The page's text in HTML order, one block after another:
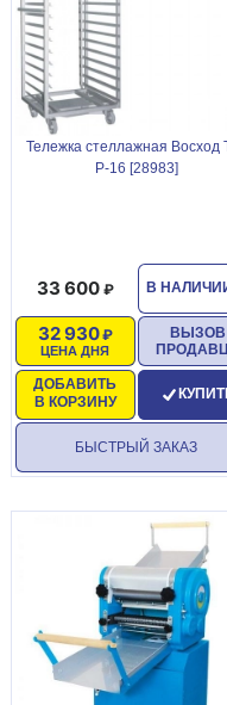
Тележка стеллажная Восход
Р-16 [28983]
В
33 600
ЦЕНА ДНЯ
32 930
ДОБАВИТЬ
В КОРЗИНУ
ВЫЗОВ
БЫСТРЫЙ ЗАКАЗ